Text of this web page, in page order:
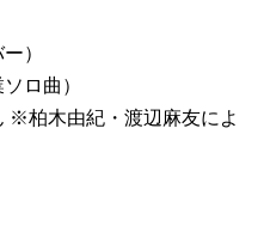
）
ロ曲）
※柏木由紀・渡辺麻友によ